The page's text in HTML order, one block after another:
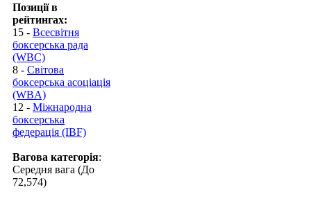
Позиції в
рейтингах:
15 - Всесвітня
боксерська рада
(WBC)
8 - Світова
боксерська асоціація
(WBA)
12 - Міжнародна
боксерська
федерація (IBF)
Вагова категорія:
Середня вага (До
72,574)